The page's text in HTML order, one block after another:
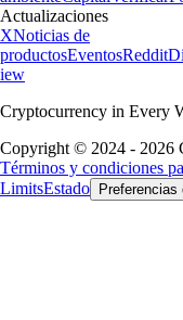
Actualizaciones
XNoticias de
productosEventosReddit
iew
Cryptocurrency in Every
Copyright © 2024 - 2026
Términos y condiciones
LimitsEstado Preferencias